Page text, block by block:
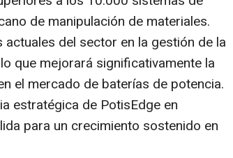
de manipulación de materiales.
del sector en la gestión de la
que mejorará significativamente la
el mercado de baterías de potencia.
estratégica de PotisEdge en
para un crecimiento sostenido en